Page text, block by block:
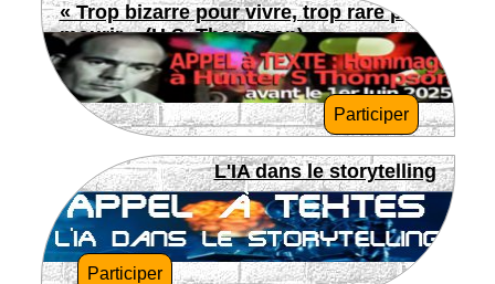
« Trop bizarre pour vivre, trop rare pour
mourir » (H.S. Thompson)
Participer
L'IA dans le storytelling
Participer